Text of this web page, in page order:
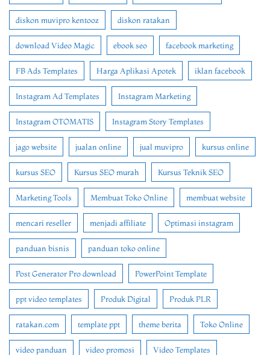
diskon muvipro kentooz diskon ratakan
download Video Magic ebook seo facebook marketing
FB Ads Templates Harga Aplikasi Apotek iklan facebook
Instagram Ad Templates Instagram Marketing
Instagram OTOMATIS Instagram Story Templates
jago website jualan online jual muvipro kursus online
kursus SEO Kursus SEO murah Kursus Teknik SEO
Marketing Tools Membuat Toko Online membuat website
mencari reseller menjadi affiliate Optimasi instagram
panduan bisnis panduan toko online
Post Generator Pro download PowerPoint Template
ppt video templates Produk Digital Produk PLR
ratakan.com template ppt theme berita Toko Online
video panduan video promosi Video Templates